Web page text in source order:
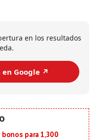
en los resultados
en Google ↗️
para 1,300